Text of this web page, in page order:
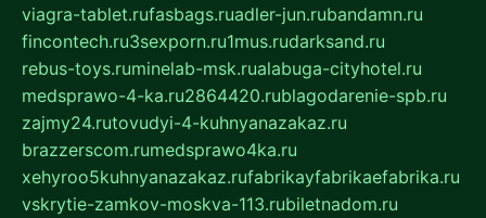
viagra-tablet.rufasbags.ruadler-jun.rubandamn.ru
fincontech.ru3sexporn.ru1mus.rudarksand.ru
rebus-toys.ruminelab-msk.rualabuga-cityhotel.ru
medsprawo-4-ka.ru2864420.rublagodarenie-spb.ru
zajmy24.rutovudyi-4-kuhnyanazakaz.ru
brazzerscom.rumedsprawo4ka.ru
xehyroo5kuhnyanazakaz.rufabrikayfabrikaefabrika.ru
vskrytie-zamkov-moskva-113.rubiletnadom.ru